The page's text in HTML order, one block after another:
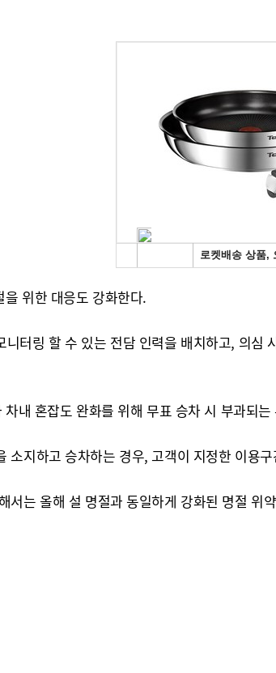
위한 대응도 강화한다.
터링 할 수 있는 전담 인력을 배치하고, 의
내 혼잡도 완화를 위해 무표 승차 시 부과되
소지하고 승차하는 경우, 고객이 지정한 이용
서는 올해 설 명절과 동일하게 강화된 명절 위